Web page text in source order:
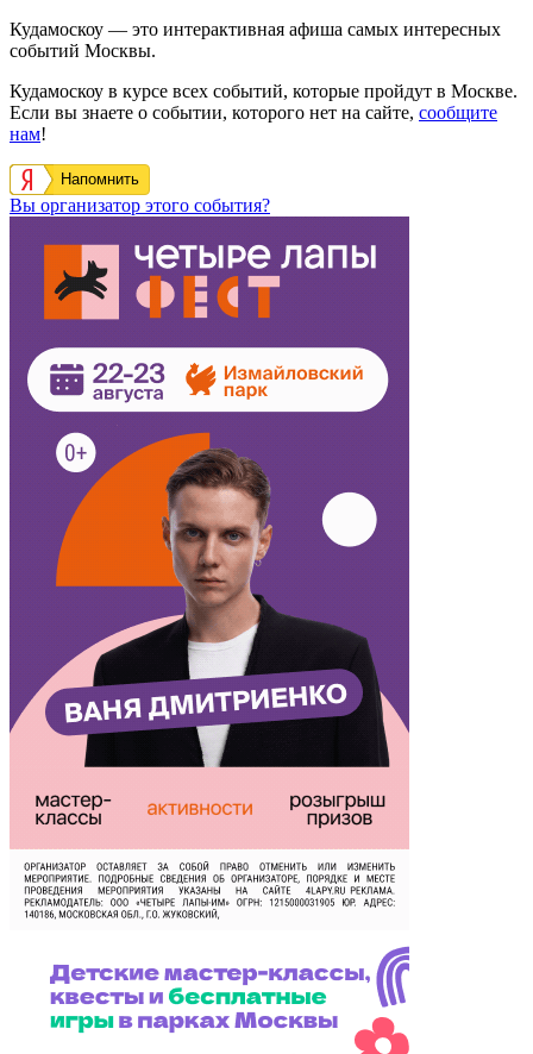
Кудамоскоу — это интерактивная афиша самых интересных
событий Москвы.
Кудамоскоу в курсе всех событий, которые пройдут в Москве.
Если вы знаете о событии, которого нет на сайте, сообщите
нам!
Напомнить
Вы организатор этого события?